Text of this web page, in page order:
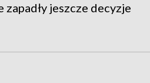
jeszcze decyzje